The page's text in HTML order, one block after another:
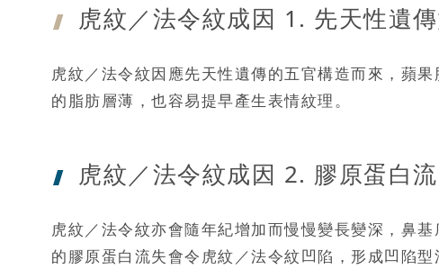
虎紋／法令紋成因 1. 先天性遺
虎紋／法令紋因應先天性遺傳的五官構造而來，蘋
的脂肪層薄，也容易提早產生表情紋理。
虎紋／法令紋成因 2. 膠原蛋白
虎紋／法令紋亦會隨年紀增加而慢慢變長變深，鼻
的膠原蛋白流失會令虎紋／法令紋凹陷，形成凹陷型